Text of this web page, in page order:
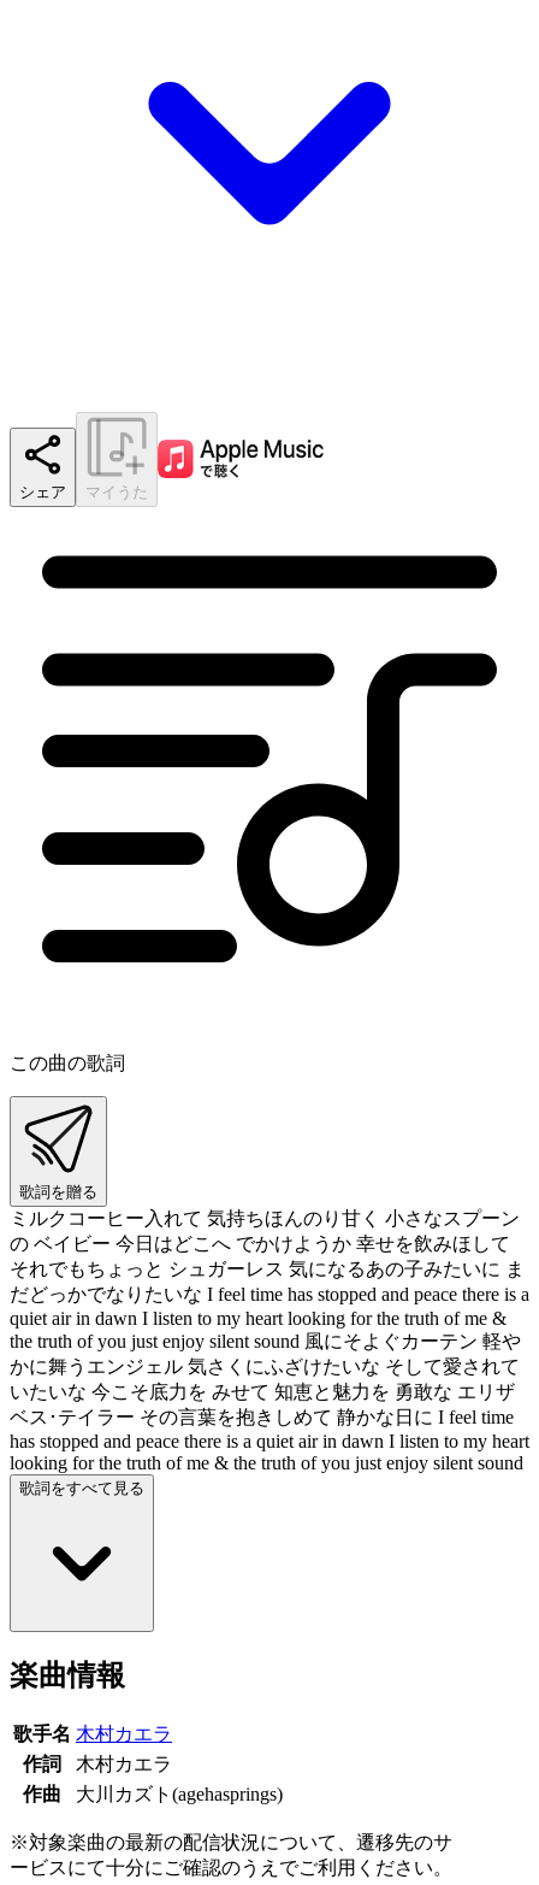
シェア マイうた
この曲の歌詞
歌詞を贈る
ミルクコーヒー入れて 気持ちほんのり甘く 小さなスプーン
の ベイビー 今日はどこへ でかけようか 幸せを飲みほして
それでもちょっと シュガーレス 気になるあの子みたいに ま
だどっかでなりたいな I feel time has stopped and peace there is a
quiet air in dawn I listen to my heart looking for the truth of me &
the truth of you just enjoy silent sound 風にそよぐカーテン 軽や
かに舞うエンジェル 気さくにふざけたいな そして愛されて
いたいな 今こそ底力を みせて 知恵と魅力を 勇敢な エリザ
ベス･テイラー その言葉を抱きしめて 静かな日に I feel time
has stopped and peace there is a quiet air in dawn I listen to my heart
looking for the truth of me & the truth of you just enjoy silent sound
歌詞をすべて見る
楽曲情報
歌手名 木村カエラ
作詞
木村カエラ
作曲
大川カズト(agehasprings)
※対象楽曲の最新の配信状況について、遷移先のサ
ービスにて十分にご確認のうえでご利用ください。